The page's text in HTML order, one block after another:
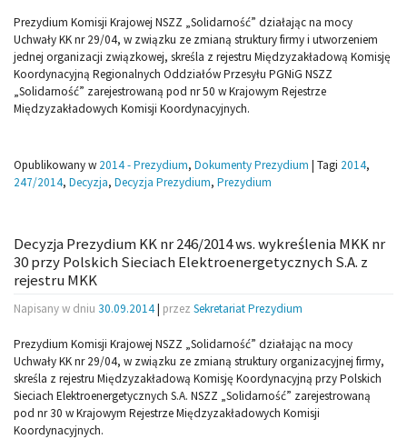
Prezydium Komisji Krajowej NSZZ „Solidarność” działając na mocy
Uchwały KK nr 29/04, w związku ze zmianą struktury firmy i utworzeniem
jednej organizacji związkowej, skreśla z rejestru Międzyzakładową Komisję
Koordynacyjną Regionalnych Oddziałów Przesyłu PGNiG NSZZ
„Solidarność” zarejestrowaną pod nr 50 w Krajowym Rejestrze
Międzyzakładowych Komisji Koordynacyjnych.
Opublikowany w 2014 - Prezydium, Dokumenty Prezydium | Tagi 2014,
247/2014, Decyzja, Decyzja Prezydium, Prezydium
Decyzja Prezydium KK nr 246/2014 ws. wykreślenia MKK nr
30 przy Polskich Sieciach Elektroenergetycznych S.A. z
rejestru MKK
Napisany w dniu 30.09.2014| przez Sekretariat Prezydium
Prezydium Komisji Krajowej NSZZ „Solidarność” działając na mocy
Uchwały KK nr 29/04, w związku ze zmianą struktury organizacyjnej firmy,
skreśla z rejestru Międzyzakładową Komisję Koordynacyjną przy Polskich
Sieciach Elektroenergetycznych S.A. NSZZ „Solidarność” zarejestrowaną
pod nr 30 w Krajowym Rejestrze Międzyzakładowych Komisji
Koordynacyjnych.